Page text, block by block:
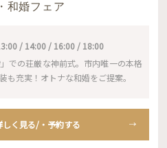
和婚フェア
/ 14:00 / 16:00 / 18:00
での荘厳な神前式。市内唯一の本格
も充実！オトナな和婚をご提案。
しく見る/・予約する